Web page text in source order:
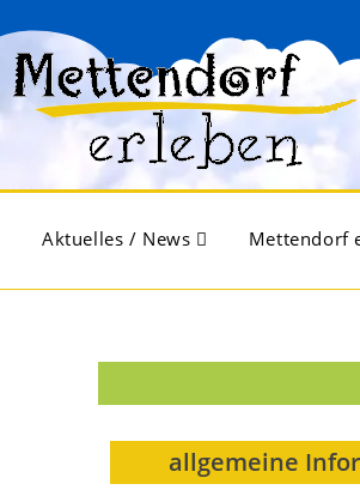
Aktuelles / News Mettendorf
allgemeine